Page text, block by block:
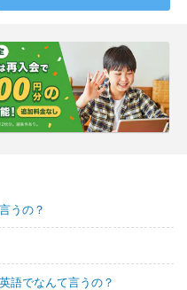
うの？
語でなんて言うの？